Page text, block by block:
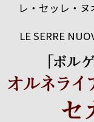
レ・セッレ・
LE SERRE